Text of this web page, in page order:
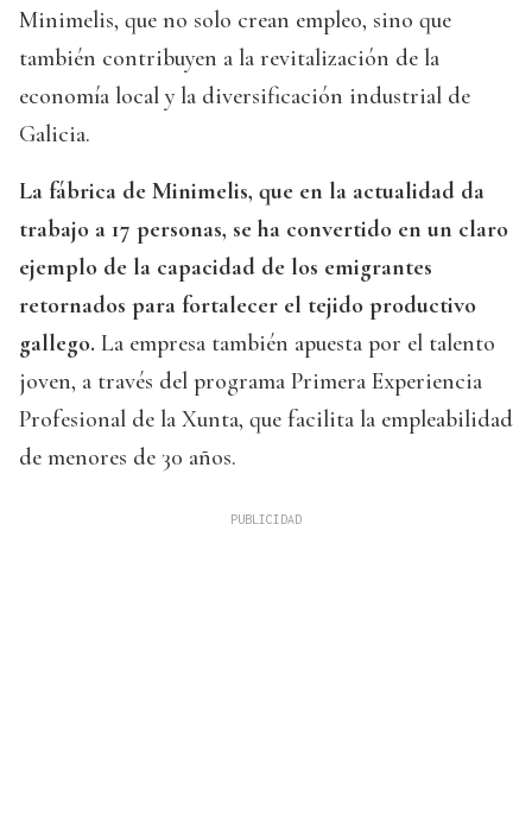
Minimelis, que no solo crean empleo, sino que
también contribuyen a la revitalización de la
economía local y la diversificación industrial de
Galicia.
La fábrica de Minimelis, que en la actualidad da
trabajo a 17 personas, se ha convertido en un claro
ejemplo de la capacidad de los emigrantes
retornados para fortalecer el tejido productivo
gallego. La empresa también apuesta por el talento
joven, a través del programa Primera Experiencia
Profesional de la Xunta, que facilita la empleabilidad
de menores de 30 años.